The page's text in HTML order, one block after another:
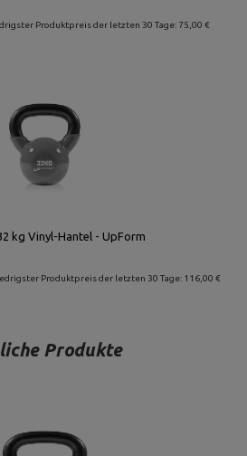
Produktpreis der letzten 30 Tage: 75,00 €
kg Vinyl-Hantel - UpForm
Produktpreis der letzten 30 Tage: 116,00 €
Produkte